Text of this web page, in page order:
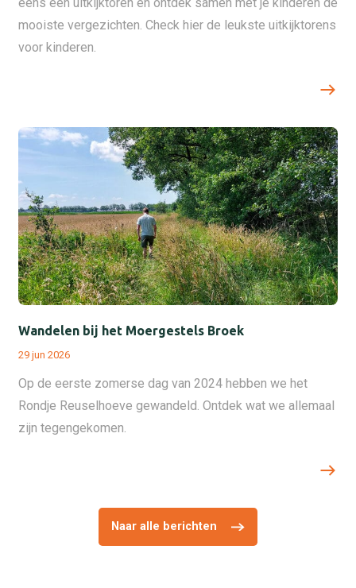
mooiste vergezichten. Check hier de leukste uitkijktorens
voor kinderen.
Wandelen bij het Moergestels Broek
29 jun 2026
Op de eerste zomerse dag van 2024 hebben we het
Rondje Reuselhoeve gewandeld. Ontdek wat we allemaal
zijn tegengekomen.
Naar alle berichten